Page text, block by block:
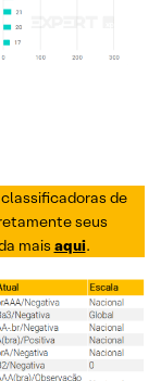
de
seus
mais aqui.